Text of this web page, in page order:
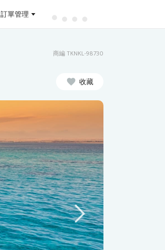
訂單管理
商編 TKNKL-98730
收藏